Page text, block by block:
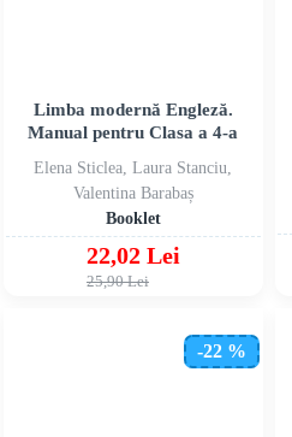
Elena Sticlea, Laura Stanciu,
Valentina Barabaș
Booklet
Limba modernă Engleză.
Manual pentru Clasa a 4-a
22,02 Lei
25,90 Lei
-22 %